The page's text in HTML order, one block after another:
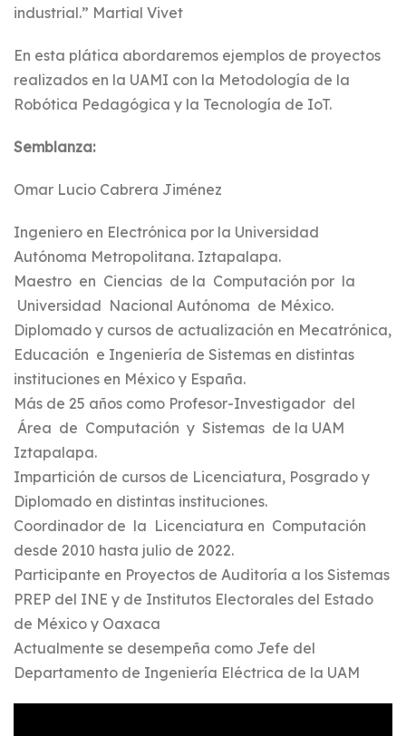
industrial.” Martial Vivet
En esta plática abordaremos ejemplos de proyectos
realizados en la UAMI con la Metodología de la
Robótica Pedagógica y la Tecnología de IoT.
Semblanza:
Omar Lucio Cabrera Jiménez
Ingeniero en Electrónica por la Universidad
Autónoma Metropolitana. Iztapalapa.
Maestro en Ciencias de la Computación por la
Universidad Nacional Autónoma de México.
Diplomado y cursos de actualización en Mecatrónica,
Educación e Ingeniería de Sistemas en distintas
instituciones en México y España.
Más de 25 años como Profesor-Investigador del
Área de Computación y Sistemas de la UAM
Iztapalapa.
Impartición de cursos de Licenciatura, Posgrado y
Diplomado en distintas instituciones.
Coordinador de la Licenciatura en Computación
desde 2010 hasta julio de 2022.
Participante en Proyectos de Auditoría a los Sistemas
PREP del INE y de Institutos Electorales del Estado
de México y Oaxaca
Actualmente se desempeña como Jefe del
Departamento de Ingeniería Eléctrica de la UAM